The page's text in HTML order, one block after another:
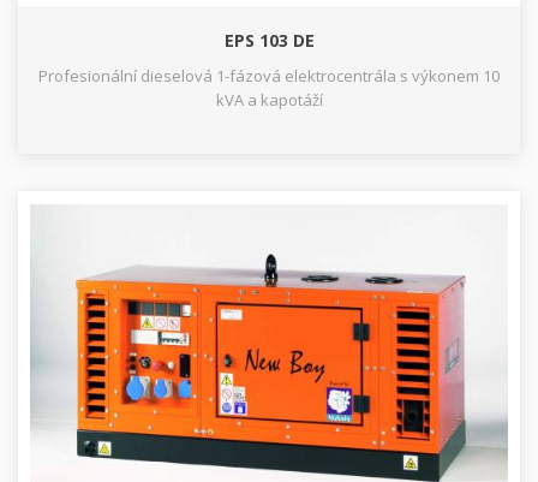
EPS 103 DE
Profesionální dieselová 1-fázová elektrocentrála s výkonem 10
kVA a kapotáží